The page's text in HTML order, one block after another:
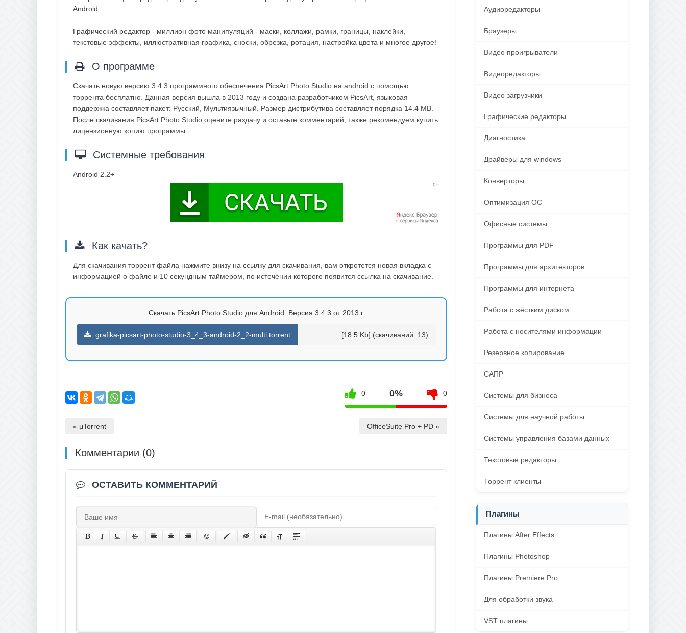
Android.
Графический редактор - миллион фото манипуляций - маски, коллажи, рамки, границы, наклейки,
текстовые эффекты, иллюстративная графика, сноски, обрезка, ротация, настройка цвета и многое другое!
О программе
Скачать новую версию 3.4.3 программного обеспечения PicsArt Photo Studio на android с помощью
торрента бесплатно. Данная версия вышла в 2013 году и создана разработчиком PicsArt, языковая
поддержка составляет пакет: Русский, Мультиязычный. Размер дистрибутива составляет порядка 14.4 MB.
После скачивания PicsArt Photo Studio оцените раздачу и оставьте комментарий, также рекомендуем купить
лицензионную копию программы.
Системные требования
Android 2.2+
Как качать?
Для скачивания торрент файла нажмите внизу на ссылку для скачивания, вам откротется новая вкладка с
информацией о файле и 10 секундным таймером, по истечении которого появится ссылка на скачивание.
Скачать PicsArt Photo Studio для Android. Версия 3.4.3 от 2013 г.
grafika-picsart-photo-studio-3_4_3-android-2_2-multi.torrent [18.5 Kb] (cкачиваний: 13)
0 0% 0
« μTorrent OfficeSuite Pro + PD »
Комментарии (0)
ОСТАВИТЬ КОММЕНТАРИЙ
Аудиоредакторы
Браузеры
Видео проигрыватели
Видеоредакторы
Видео загрузчики
Графические редакторы
Диагностика
Драйверы для windows
Конверторы
Оптимизация ОС
Офисные системы
Программы для PDF
Программы для архитекторов
Программы для интернета
Работа с жёстким диском
Работа с носителями информации
Резервное копирование
САПР
Системы для бизнеса
Системы для научной работы
Системы управления базами данных
Текстовые редакторы
Торрент клиенты
Плагины
Плагины After Effects
Плагины Photoshop
Плагины Premiere Pro
Для обработки звука
VST плагины